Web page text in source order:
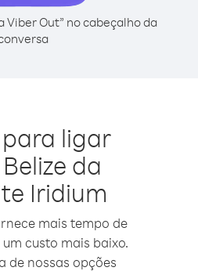
Viber Out” no cabeçalho da
ligar
da
Iridium
mais tempo de
custo mais baixo.
de nossas opções